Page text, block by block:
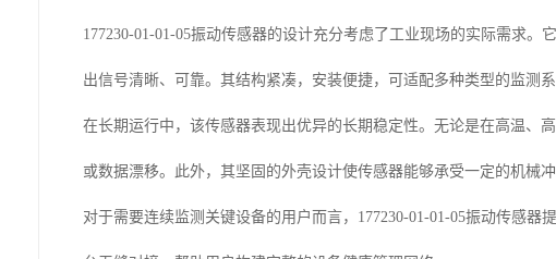
177230-01-01-05振动传感器的设计充分考虑了工业现场的实际需求
出信号清晰、可靠。其结构紧凑，安装便捷，可适配多种类型的监测
在长期运行中，该传感器表现出优异的长期稳定性。无论是在高温、
或数据漂移。此外，其坚固的外壳设计使传感器能够承受一定的机械
对于需要连续监测关键设备的用户而言，177230-01-01-05振动传感